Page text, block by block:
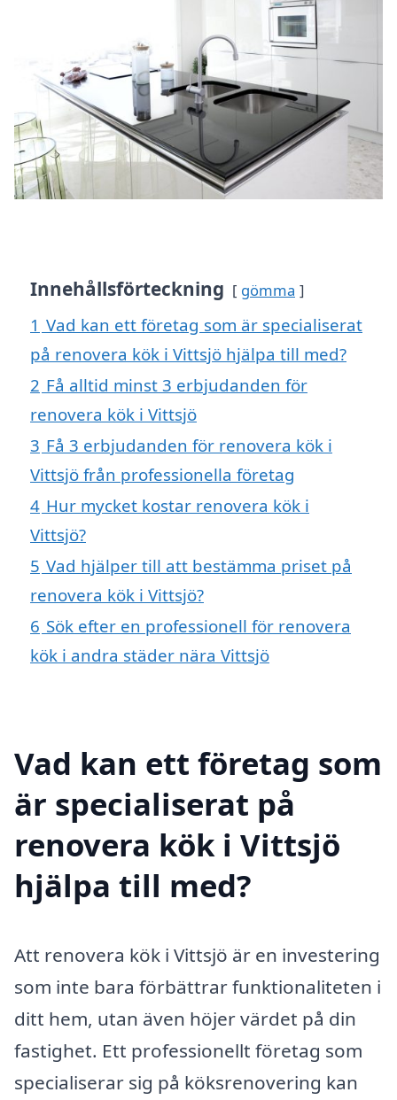
Innehållsförteckning gömma
1 Vad kan ett företag som är specialiserat
på renovera kök i Vittsjö hjälpa till med?
2 Få alltid minst 3 erbjudanden för
renovera kök i Vittsjö
3 Få 3 erbjudanden för renovera kök i
Vittsjö från professionella företag
4 Hur mycket kostar renovera kök i
Vittsjö?
5 Vad hjälper till att bestämma priset på
renovera kök i Vittsjö?
6 Sök efter en professionell för renovera
kök i andra städer nära Vittsjö
Vad kan ett företag som
är specialiserat på
renovera kök i Vittsjö
hjälpa till med?
Att renovera kök i Vittsjö är en investering
som inte bara förbättrar funktionaliteten i
ditt hem, utan även höjer värdet på din
fastighet. Ett professionellt företag som
specialiserar sig på köksrenovering kan